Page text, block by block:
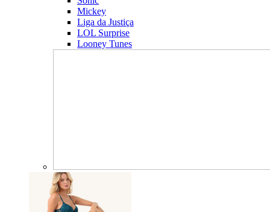
Mickey
Liga da Justiça
LOL Surprise
Looney Tunes